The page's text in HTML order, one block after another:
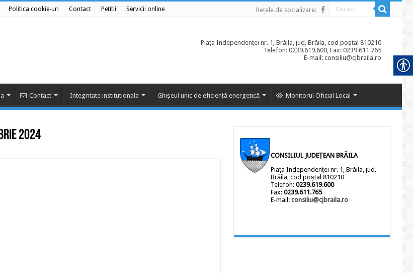
Politica cookie-uri Contact Petitii Servicii online Rețele de socializare:
Piața Independenței nr. 1, Brăila, jud. Brăila, cod poștal 810210
Telefon: 0239.619.600, Fax: 0239.611.765
E-mail: consiliu@cjbraila.ro
Contact Integritate institutionala Ghișeul unic de eficiență energetică Monitorul Oficial Local
2024
CONSILIUL JUDEȚEAN BRĂILA
Piața Independenței nr. 1, Brăila, jud.
Brăila, cod poștal 810210
Telefon: 0239.619.600
Fax: 0239.611.765
E-mail: consiliu@cjbraila.ro